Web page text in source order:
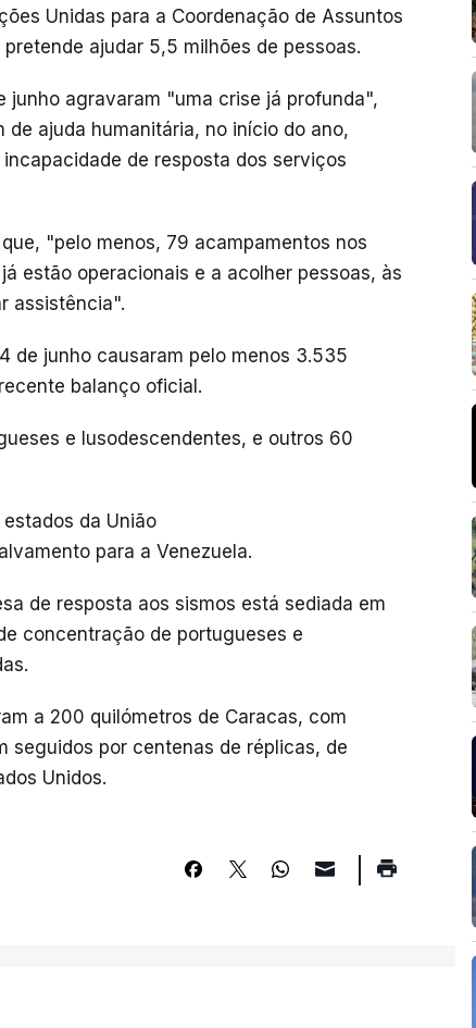
Unidas para a Coordenação de Assuntos
ajudar 5,5 milhões de pessoas.
junho agravaram "uma crise já profunda",
ajuda humanitária, no início do ano,
de resposta dos serviços
"pelo menos, 79 acampamentos nos
estão operacionais e a acolher pessoas, às
assistência".
de junho causaram pelo menos 3.535
balanço oficial.
e lusodescendentes, e outros 60
da União
para a Venezuela.
de resposta aos sismos está sediada em
concentração de portugueses e
a 200 quilómetros de Caracas, com
seguidos por centenas de réplicas, de
Unidos.